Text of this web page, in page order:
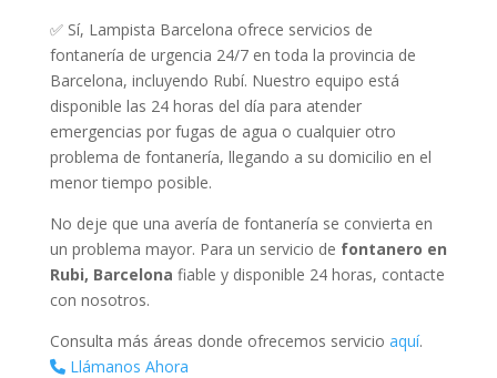
✅ Sí, Lampista Barcelona ofrece servicios de
fontanería de urgencia 24/7 en toda la provincia de
Barcelona, incluyendo Rubí. Nuestro equipo está
disponible las 24 horas del día para atender
emergencias por fugas de agua o cualquier otro
problema de fontanería, llegando a su domicilio en el
menor tiempo posible.
No deje que una avería de fontanería se convierta en
un problema mayor. Para un servicio de fontanero en
Rubi, Barcelona fiable y disponible 24 horas, contacte
con nosotros.
Consulta más áreas donde ofrecemos servicio aquí.
Llámanos Ahora